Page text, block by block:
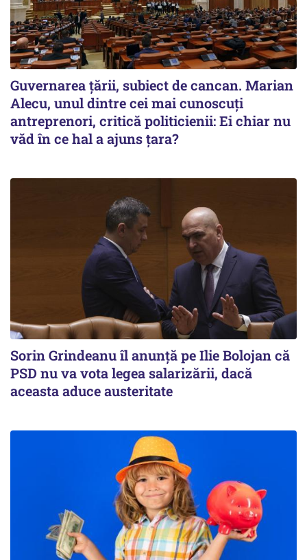
Guvernarea ţării, subiect de cancan. Marian
Alecu, unul dintre cei mai cunoscuţi
antreprenori, critică politicienii: Ei chiar nu
văd în ce hal a ajuns ţara?
Sorin Grindeanu îl anunţă pe Ilie Bolojan că
PSD nu va vota legea salarizării, dacă
aceasta aduce austeritate